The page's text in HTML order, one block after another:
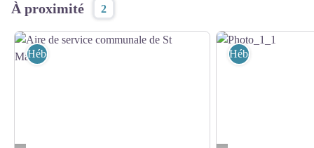
À proximité 2
Hébergement Hébergement